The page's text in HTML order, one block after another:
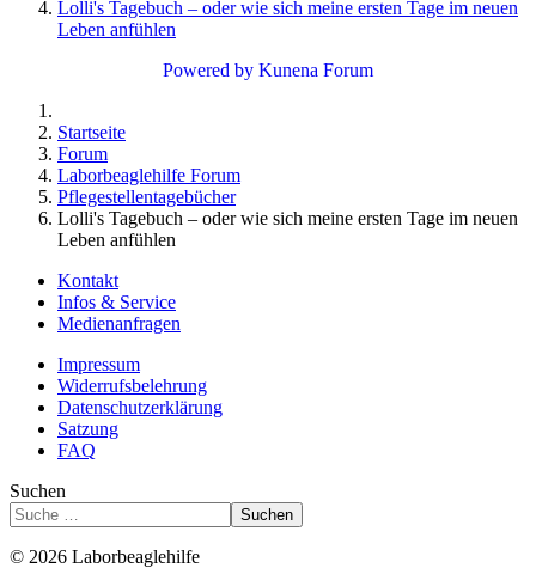
Lolli's Tagebuch – oder wie sich meine ersten Tage im neuen
Leben anfühlen
Powered by Kunena Forum
Startseite
Forum
Laborbeaglehilfe Forum
Pflegestellentagebücher
Lolli's Tagebuch – oder wie sich meine ersten Tage im neuen
Leben anfühlen
Kontakt
Infos & Service
Medienanfragen
Impressum
Widerrufsbelehrung
Datenschutzerklärung
Satzung
FAQ
Suchen
Suchen
© 2026 Laborbeaglehilfe